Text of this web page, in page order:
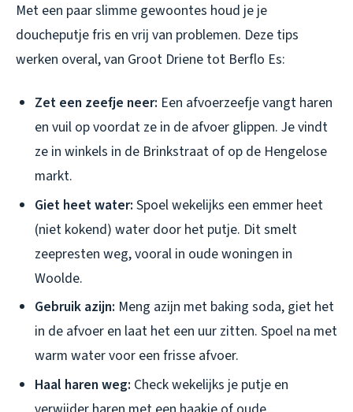
Met een paar slimme gewoontes houd je je
doucheputje fris en vrij van problemen. Deze tips
werken overal, van Groot Driene tot Berflo Es:
Zet een zeefje neer: Een afvoerzeefje vangt haren
en vuil op voordat ze in de afvoer glippen. Je vindt
ze in winkels in de Brinkstraat of op de Hengelose
markt.
Giet heet water: Spoel wekelijks een emmer heet
(niet kokend) water door het putje. Dit smelt
zeepresten weg, vooral in oude woningen in
Woolde.
Gebruik azijn: Meng azijn met baking soda, giet het
in de afvoer en laat het een uur zitten. Spoel na met
warm water voor een frisse afvoer.
Haal haren weg: Check wekelijks je putje en